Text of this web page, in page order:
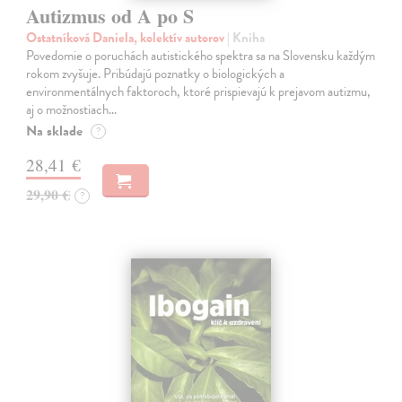
Autizmus od A po S
Ostatníková Daniela, kolektív autorov| Kniha
Povedomie o poruchách autistického spektra sa na Slovensku každým
rokom zvyšuje. Pribúdajú poznatky o biologických a
environmentálnych faktoroch, ktoré prispievajú k prejavom autizmu,
aj o možnostiach…
Na sklade ?
28,41 €
29,90 € ?